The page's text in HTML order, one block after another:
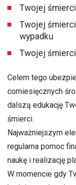
Twojej
Twojej
wypadku
Twojej śmierci
Celem tego
comiesięcznych
dalszą edukację
śmierci.
Najważniejszym
regularna pomoc
naukę i realizację
W momencie gdy